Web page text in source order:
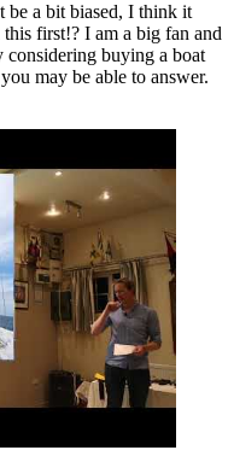
be a bit biased, I think it
first!? I am a big fan and
buying a boat
may be able to answer.